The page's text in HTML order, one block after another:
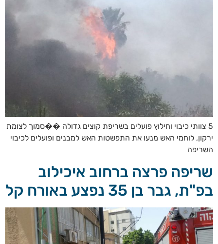
5 צוותי כיבוי וחילוץ פועלים בשריפת קוצים גדולה ��סמוך לצומת
ירקון, לוחמי האש מנעו את התפשטות האש למבנים ופועלים לכיבוי
השריפה
שריפה פרצה ברחוב איכילוב
בפ"ת, גבר בן 35 נפצע באורח קל